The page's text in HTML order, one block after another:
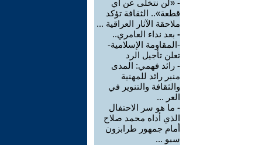
- «لن نتخلى عن أي
قطعة».. الثقافة تؤكد
ملاحقة الآثار العراقية ...
- بعد نداء العامري..
-المقاومة الإسلامية-
تعلن تأجيل الرد
- رائد فهمي: المدى
منبر رائد للمهنية
والثقافة والتنوير في
العر ...
- ما هو سر الاحتفال
الذي أداه محمد صلاح
أمام جمهور طرابزون
سبو ...